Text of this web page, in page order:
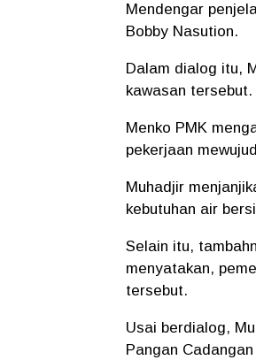
Mendengar
Bobby Nasution.
Dalam dialog itu,
kawasan tersebut.
Menko PMK
pekerjaan
Muhadjir
kebutuhan air
Selain itu,
menyatakan,
tersebut.
Usai berdialog,
Pangan